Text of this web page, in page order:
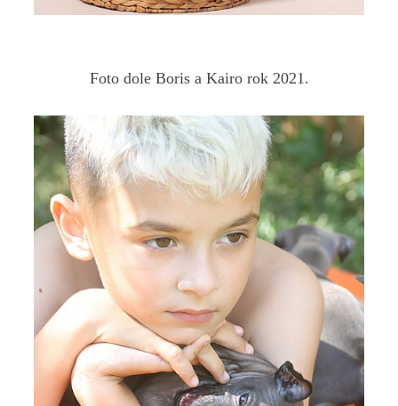
Foto dole Boris a Kairo rok 2021.